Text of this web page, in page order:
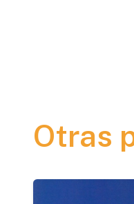
Otras